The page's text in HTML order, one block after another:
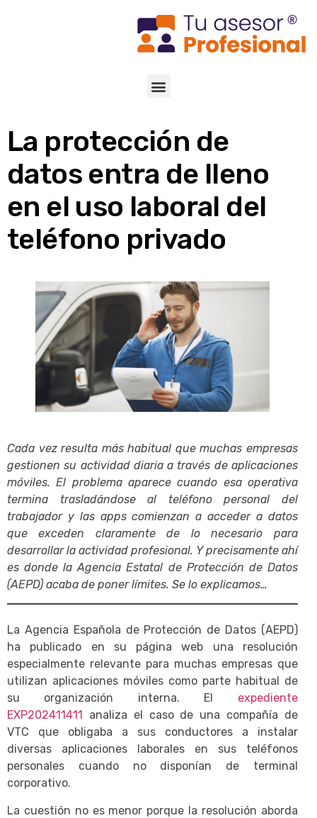
La protección de
datos entra de lleno
en el uso laboral del
teléfono privado
Cada vez resulta más habitual que muchas empresas
gestionen su actividad diaria a través de aplicaciones
móviles. El problema aparece cuando esa operativa
termina trasladándose al teléfono personal del
trabajador y las apps comienzan a acceder a datos
que exceden claramente de lo necesario para
desarrollar la actividad profesional. Y precisamente ahí
es donde la Agencia Estatal de Protección de Datos
(AEPD) acaba de poner límites. Se lo explicamos…
La Agencia Española de Protección de Datos (AEPD)
ha publicado en su página web una resolución
especialmente relevante para muchas empresas que
utilizan aplicaciones móviles como parte habitual de
su organización interna. El expediente
EXP202411411
analiza el caso de una compañía de
VTC que obligaba a sus conductores a instalar
diversas aplicaciones laborales en sus teléfonos
personales cuando no disponían de terminal
corporativo.
La cuestión no es menor porque la resolución aborda